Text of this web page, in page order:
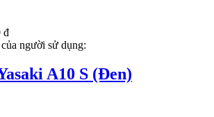
đ
người sử dụng:
A10 S (Đen)